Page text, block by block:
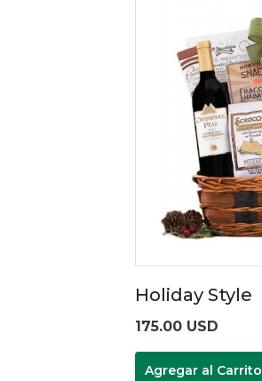
Holiday Style
175.00 USD
Agregar al Carrito